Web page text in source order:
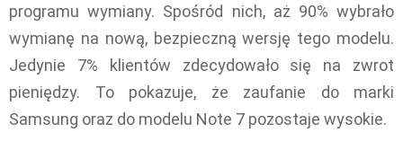
programu wymiany. Spośród nich, aż 90% wybrało
wymianę na nową, bezpieczną wersję tego modelu.
Jedynie 7% klientów zdecydowało się na zwrot
pieniędzy. To pokazuje, że zaufanie do marki
Samsung oraz do modelu Note 7 pozostaje wysokie.